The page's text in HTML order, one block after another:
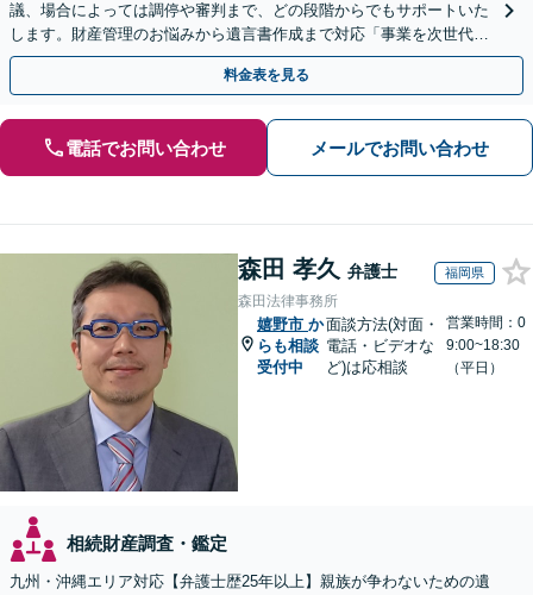
議、場合によっては調停や審判まで、どの段階からでもサポートいた
します。財産管理のお悩みから遺言書作成まで対応「事業を次世代に
引き継ぐ安心の事業承継をサポート」【完全個室相談】
料金表を見る
電話でお問い合わせ メールでお問い合わせ
森田 孝久 弁護士 福岡県
森田法律事務所
嬉野市 か
らも相談
受付中
面談方法(対面・
電話・ビデオな
ど)は応相談
営業時間：0
9:00~18:30
（平日）
相続財産調査・鑑定
九州・沖縄エリア対応【弁護士歴25年以上】親族が争わないための遺